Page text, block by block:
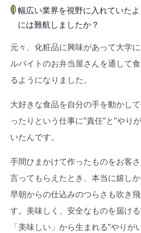
幅広い業界を視野に入れていた
には難航しましたか？
元々、化粧品に興味があって大学
ルバイトのお弁当屋さんを通して
るようになりました。
大好きな食品を自分の手を動かし
ったりという仕事に”責任”と”やり
いたんです。
手間ひまかけて作ったものをお客
言ってもらえたとき、本当に嬉しか
早朝からの仕込みのつらさも吹き
す。美味しく、安全なものを届け
「美味しい」から生まれる”やりが